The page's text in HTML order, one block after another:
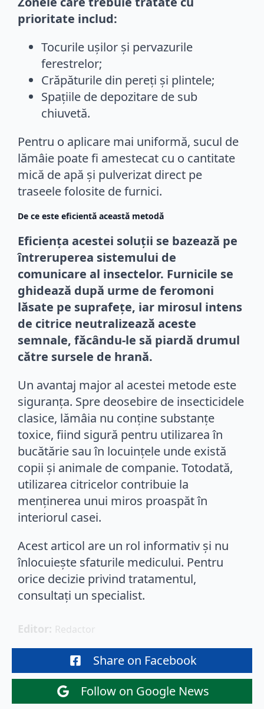
prioritate includ:
Tocurile ușilor și pervazurile
ferestrelor;
Crăpăturile din pereți și plintele;
Spațiile de depozitare de sub
chiuvetă.
Pentru o aplicare mai uniformă, sucul de
lămâie poate fi amestecat cu o cantitate
mică de apă și pulverizat direct pe
traseele folosite de furnici.
De ce este eficientă această metodă
Eficiența acestei soluții se bazează pe
întreruperea sistemului de
comunicare al insectelor. Furnicile se
ghidează după urme de feromoni
lăsate pe suprafețe, iar mirosul intens
de citrice neutralizează aceste
semnale, făcându-le să piardă drumul
către sursele de hrană.
Un avantaj major al acestei metode este
siguranța. Spre deosebire de insecticidele
clasice, lămâia nu conține substanțe
toxice, fiind sigură pentru utilizarea în
bucătărie sau în locuințele unde există
copii și animale de companie. Totodată,
utilizarea citricelor contribuie la
menținerea unui miros proaspăt în
interiorul casei.
Acest articol are un rol informativ și nu
înlocuiește sfaturile medicului. Pentru
orice decizie privind tratamentul,
consultați un specialist.
Editor: Redactor
Share on Facebook
Follow on Google News